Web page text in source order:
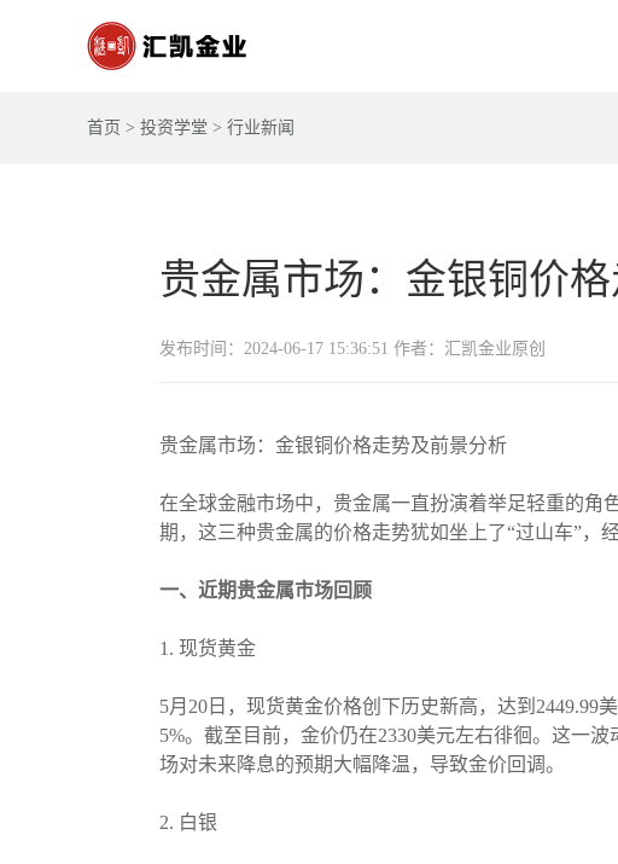
首页 > 投资学堂 > 行业新闻
贵金属市场：金银铜价
发布时间：2024-06-17 15:36:51 作者：汇凯金业原创
贵金属市场：金银铜价格走势及前景分析
在全球金融市场中，贵金属一直扮演着举足轻重的角
期，这三种贵金属的价格走势犹如坐上了“过山车”，
一、近期贵金属市场回顾
1. 现货黄金
5月20日，现货黄金价格创下历史新高，达到2449.99
5%。截至目前，金价仍在2330美元左右徘徊。这一
场对未来降息的预期大幅降温，导致金价回调。
2. 白银